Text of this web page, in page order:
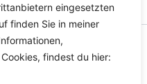
eingesetzten
finden Sie in meiner
findest du hier:
Fahrzeugteile, Ersatzteile
für Werkstätten.